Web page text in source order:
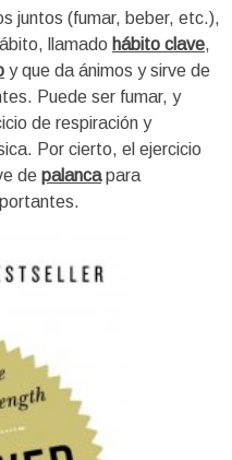
juntos (fumar, beber, etc.),
llamado hábito clave,
y que da ánimos y sirve de
Puede ser fumar, y
de respiración y
Por cierto, el ejercicio
de palancapara